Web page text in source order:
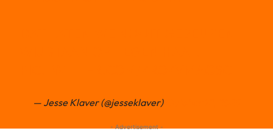
— Jesse Klaver (@jesseklaver)
- Advertisement -